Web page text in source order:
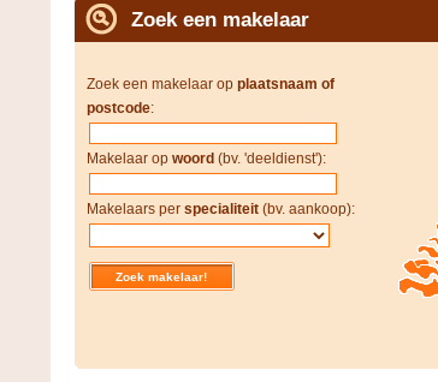
Zoek een makelaar
Zoek een makelaar op plaatsnaam of
postcode:
Makelaar op woord (bv. 'deeldienst'):
Makelaars per specialiteit(bv. aankoop):